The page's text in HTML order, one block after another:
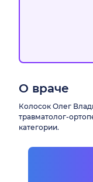
О враче
Колосок Олег
травматолог-
категории.